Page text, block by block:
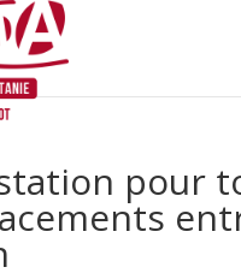
pour